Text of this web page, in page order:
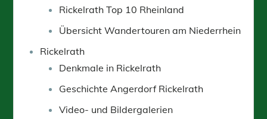
Rickelrath Top 10 Rheinland
Übersicht Wandertouren am Niederrhein
Rickelrath
Denkmale in Rickelrath
Geschichte Angerdorf Rickelrath
Video- und Bildergalerien